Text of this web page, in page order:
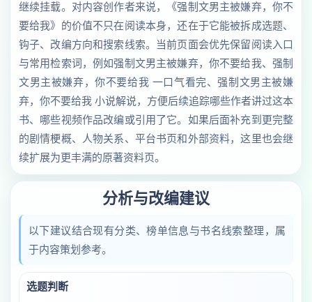
继续挂载。对内容创作者来说，《强制文男主被嫌弃，你不
要给我》的价值不只在阅读本身，还在于它能被拆成选题、
钩子、改编方向和搜索线索。当前页面会优先保留阅读入口
与常用检索词，例如强制文男主被嫌弃，你不要给我、强制
文男主被嫌弃，你不要给我 一口气看完、强制文男主被嫌
弃，你不要给我 小说解说，方便后续追踪哪些作者讲过这本
书、哪些视频作品改编或引用了它。如果后面补充到更完整
的剧情梗概、人物关系、平台书页和外部资料，这里也会继
续扩展为更丰满的原著资料页。
分析与改编建议
以下建议结合现有分类、榜单信息与书名线索整理，属
于内容策划参考。
选题判断